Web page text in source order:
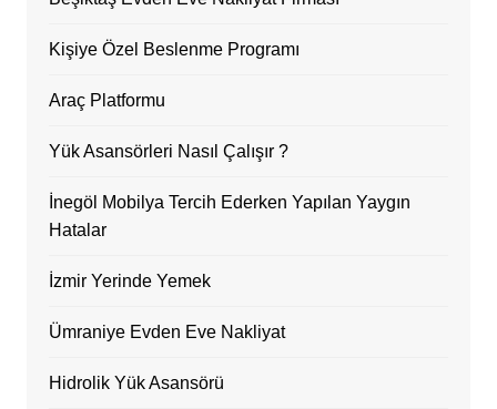
Kişiye Özel Beslenme Programı
Araç Platformu
Yük Asansörleri Nasıl Çalışır ?
İnegöl Mobilya Tercih Ederken Yapılan Yaygın
Hatalar
İzmir Yerinde Yemek
Ümraniye Evden Eve Nakliyat
Hidrolik Yük Asansörü